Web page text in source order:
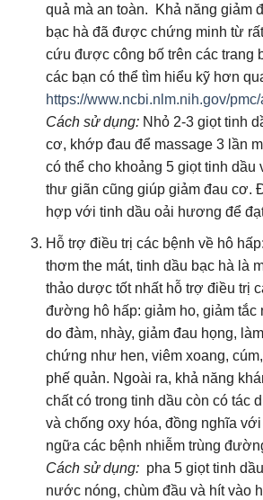
quả mà an toàn. Khả năng giảm
bạc hà đã được chứng minh từ
cứu được công bố trên các trang
các bạn có thể tìm hiểu kỹ hơn
https://www.ncbi.nlm.nih.gov/
Cách sử dụng:Nhỏ 2-3 giọt tinh
cơ, khớp đau để massage 3 lần
có thể cho khoảng 5 giọt tinh dầu
thư giãn cũng giúp giảm đau cơ.
hợp với tinh dầu oải hương để
Hỗ trợ điều trị các bệnh về hô
thơm the mát, tinh dầu bạc hà là
thảo dược tốt nhất hỗ trợ điều trị
đường hô hấp: giảm ho, giảm tắc
do đàm, nhày, giảm đau họng,
chứng như hen, viêm xoang,
phế quản. Ngoài ra, khả năng
chất có trong tinh dầu còn có tác
và chống oxy hóa, đồng nghĩa
ngữa các bệnh nhiễm trùng
Cách sử dụng: pha 5 giọt tinh
nước nóng, chùm đầu và hít vào